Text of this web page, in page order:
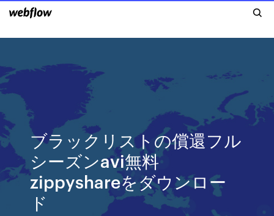
ブラックリストの償還フル
シーズンavi無料
zippyshareをダウンロー
ド